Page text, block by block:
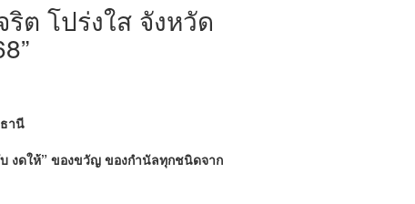
ต โปร่งใส จังหวัด
านี
งดให้” ของขวัญ ของกำนัลทุกชนิดจาก